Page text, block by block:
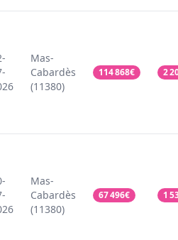
Mas-
Cabardès
(11380)
114 868€ 2
Mas-
Cabardès
(11380)
67 496€ 1